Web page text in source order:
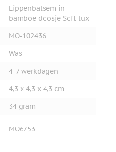
Lippenbalsem in
bamboe doosje Soft lux
MO-102436
Was
4-7 werkdagen
4,3 x 4,3 x 4,3 cm
34 gram
MO6753